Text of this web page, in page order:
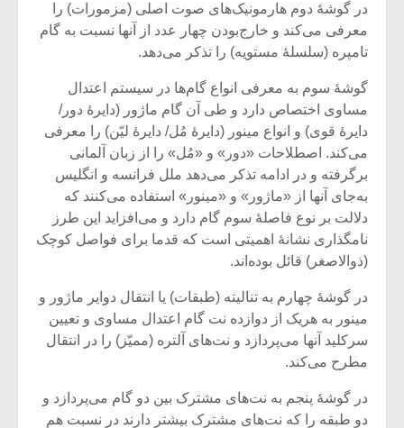
در گوشۀ دوم هارمونیک‌های صوت اصلی (مزمورات) را
معرفی می‌کند و خارج‌بودن چهار عدد از آنها نسبت به گام
تامپره (سلسلۀ مستویه) را تذکر می‌دهد.
گوشۀ سوم به معرفی انواع گام‌ها در سیستم اعتدال
مساوی اختصاص دارد و طی آن گام‌ ماژور (دایرۀ دور/
دایرۀ قوی) و انواع مینور (دایرۀ مُل/ دایرۀ لیّن) را معرفی
می‌کند. اصطلاحات «دور» و «مُل» را از زبان آلمانی
برگرفته و در ادامه تذکر می‌دهد ملل فرانسه و انگلیس
به‌جای آنها از «ماژور» و «مینور» استفاده می‌کنند که
دلالت بر نوع فاصلۀ سوم گام دارد و می‌افزاید این طرز
نامگذاری نشانۀ اهمیتی است که قدما برای فواصل کوچک
(ذوالاصغر) قائل بوده‌اند.
در گوشۀ چهارم به تنالیته (طبقات) یا انتقال دوایر ماژور و
مینور به هریک از دوازده نت گام اعتدال مساوی و تعیین
سرکلید آنها می‌پردازد و نت‌های آلتره (ممیّز) را در انتقال
مطرح می‌کند.
در گوشۀ پنجم به نت‌های مشترک بین دو گام می‌پردازد و
دو طبقه را که نت‌های مشترک بیشتر دارند در نسبت هم